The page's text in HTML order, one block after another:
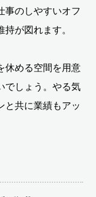
事のしやすいオフ
が図れます。
休める空間を用意
でしょう。やる気
と共に業績もアッ